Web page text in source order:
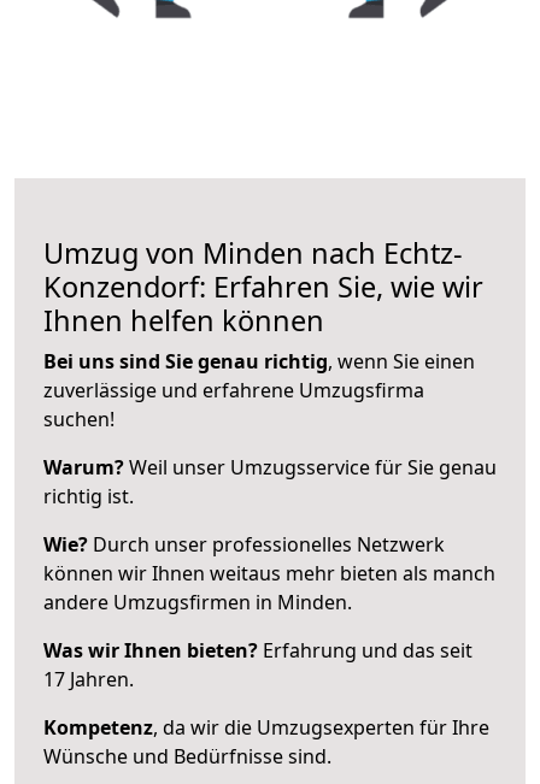
Umzug von Minden nach Echtz-
Konzendorf: Erfahren Sie, wie wir
Ihnen helfen können
Bei uns sind Sie genau richtig, wenn Sie einen
zuverlässige und erfahrene Umzugsfirma
suchen!
Warum?Weil unser Umzugsservice für Sie genau
richtig ist.
Wie? Durch unser professionelles Netzwerk
können wir Ihnen weitaus mehr bieten als manch
andere Umzugsfirmen in Minden.
Was wir Ihnen bieten? Erfahrung und das seit
17 Jahren.
Kompetenz, da wir die Umzugsexperten für Ihre
Wünsche und Bedürfnisse sind.